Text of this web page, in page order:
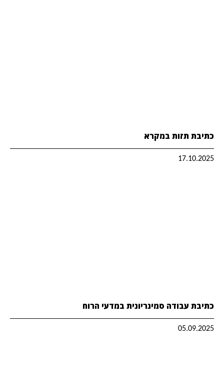
כתיבת תזות במקרא
17.10.2025
כתיבת עבודה סמינריונית במדעי הרוח
05.09.2025